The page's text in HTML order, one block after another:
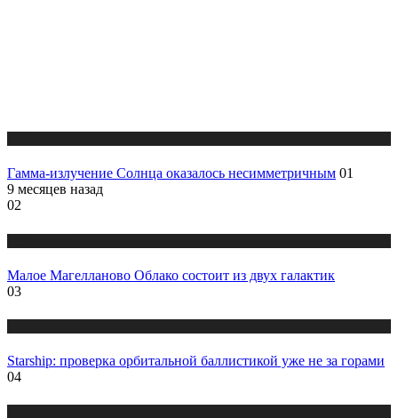
Гамма-излучение Солнца оказалось несимметричным 01
9 месяцев назад
02
Малое Магелланово Облако состоит из двух галактик
03
Starship: проверка орбитальной баллистикой уже не за горами
04